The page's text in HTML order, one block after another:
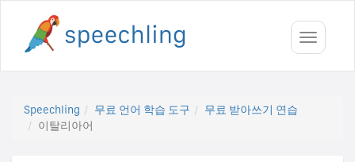
Toggle
Speechling 무료 언어 학습 도구
무료 받아쓰기 연습
이탈리아어